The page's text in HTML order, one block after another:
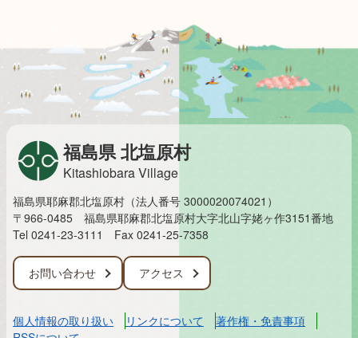
福島県 北塩原村
Kitashiobara Village
福島県耶麻郡北塩原村（法人番号 3000020074021）
〒966-0485 福島県耶麻郡北塩原村大字北山字姥ヶ作3151番地
Tel 0241-23-3111 Fax 0241-25-7358
お問い合わせ アクセス
個人情報の取り扱い リンクについて
著作権・免責事項